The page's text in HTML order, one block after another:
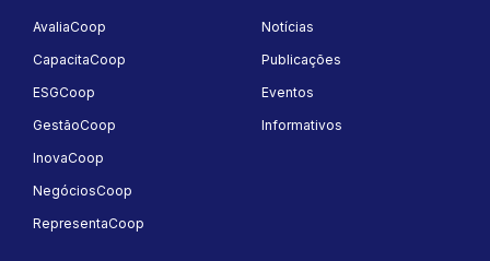
AvaliaCoop
CapacitaCoop
ESGCoop
GestãoCoop
InovaCoop
NegóciosCoop
RepresentaCoop
Notícias
Publicações
Eventos
Informativos